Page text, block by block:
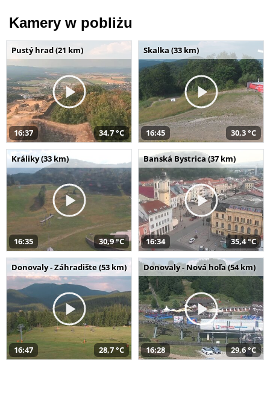
Kamery w pobliżu
Pustý hrad (21 km)
16:37 34,7 °C
Skalka (33 km)
16:45 30,3 °C
Králiky (33 km)
16:35 30,9 °C
Banská Bystrica (37 km)
16:34 35,4 °C
Donovaly - Záhradište (53 km)
16:47 28,7 °C
Donovaly - Nová hoľa (54 km)
16:28 29,6 °C